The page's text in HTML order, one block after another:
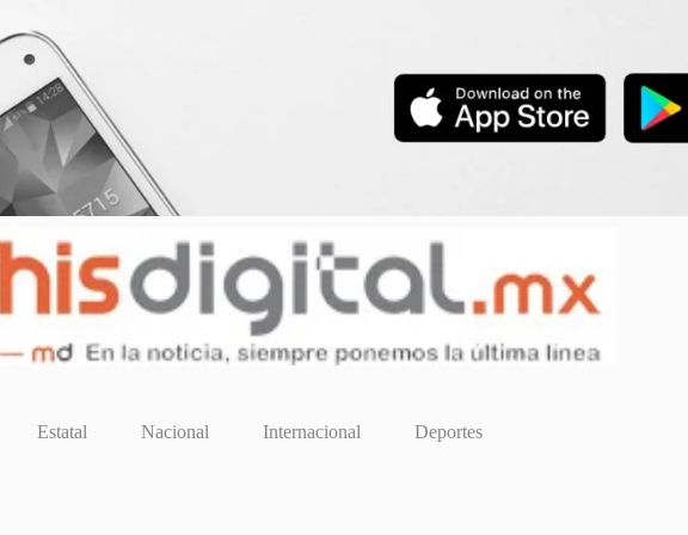
Estatal Nacional Internacional Deportes